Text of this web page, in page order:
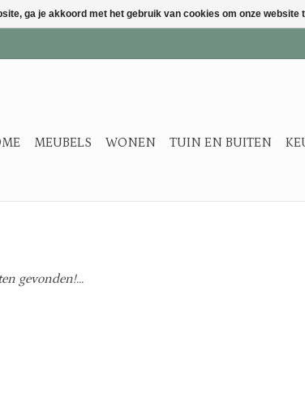
MEUBELS WONEN TUIN EN BUITEN
gevonden!...
ga je akkoord met het gebruik van cookies om onze website